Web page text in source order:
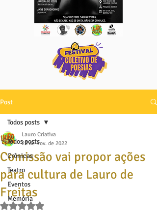
Post
Todos posts
Crônicas
Teatro
Eventos
Memória
Todos posts
Comissão vai propor ações
para cultura de Lauro de
Freitas
Lauro Criativa
23 de nov. de 2022
Avaliado com NaN de 5 estrelas.